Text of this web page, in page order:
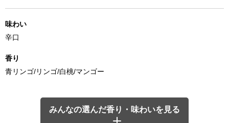
味わい
辛口
香り
青リンゴ/リンゴ/白桃/マンゴー
みんなの選んだ香り・味わいを見る